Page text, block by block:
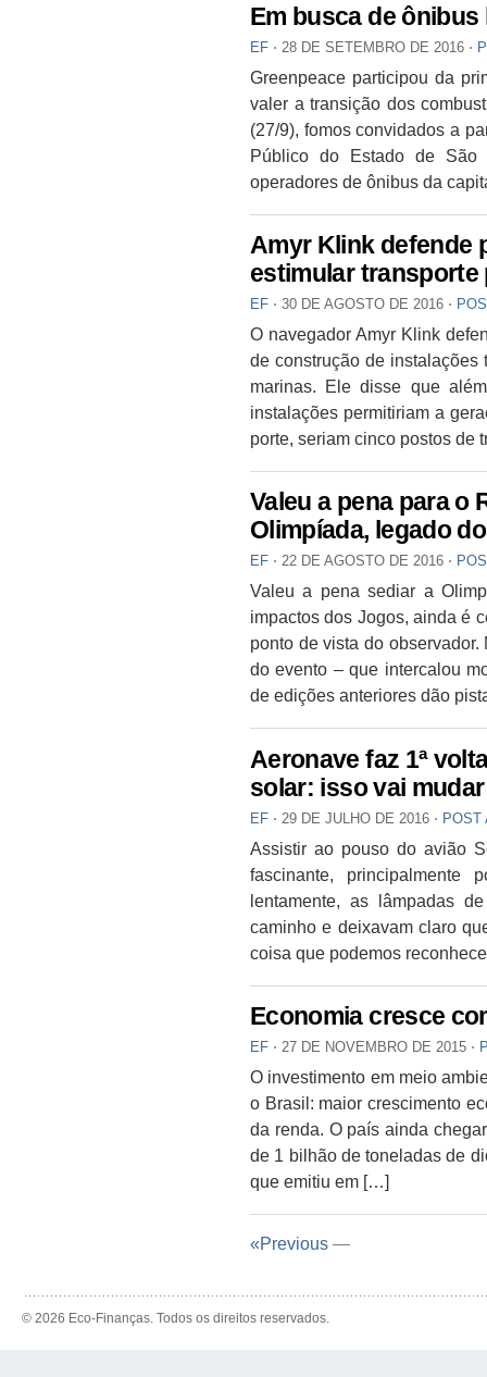
Em busca de ônibus
EF ⋅ 28 DE SETEMBRO DE 2016 ⋅
Greenpeace participou da
valer a transição dos
(27/9), fomos convidados a
Público do Estado de
operadores de ônibus da
Amyr Klink defende
estimular transporte
EF ⋅ 30 DE AGOSTO DE 2016 ⋅
O navegador Amyr Klink
de construção de instalações
marinas. Ele disse que
instalações permitiriam a
porte, seriam cinco postos
Valeu a pena para o
Olimpíada, legado
EF ⋅ 22 DE AGOSTO DE 2016 ⋅
Valeu a pena sediar a
impactos dos Jogos, ainda é
ponto de vista do
do evento – que intercalou
de edições anteriores dão
Aeronave faz 1ª
solar: isso vai
EF ⋅ 29 DE JULHO DE 2016 ⋅ POST
Assistir ao pouso do avião
fascinante, principalmente
lentamente, as lâmpadas
caminho e deixavam claro
coisa que podemos
Economia cresce
EF ⋅ 27 DE NOVEMBRO DE 2015 ⋅
O investimento em meio
o Brasil: maior crescimento
da renda. O país ainda
de 1 bilhão de toneladas de
que emitiu em […]
«Previous —
© 2026 Eco-Finanças. Todos os direitos reservados.